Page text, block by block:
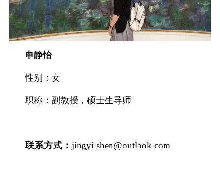
申静怡
性别：女
职称：副教授，硕士生导师
联系方式： jingyi.shen@outlook.com